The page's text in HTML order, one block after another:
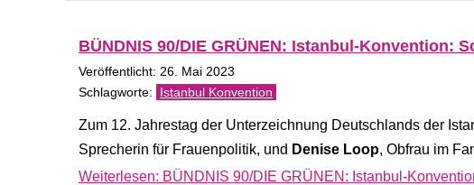
BÜNDNIS 90/DIE GRÜNEN: Istanbul-Konvention:
Veröffentlicht: 26. Mai 2023
Istanbul Konvention
Zum 12. Jahrestag der Unterzeichnung Deutschlands der
Sprecherin für Frauenpolitik, und Denise Loop, Obfrau im
Weiterlesen: BÜNDNIS 90/DIE GRÜNEN: Istanbul-